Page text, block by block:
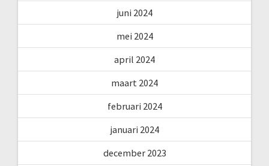
juni 2024
mei 2024
april 2024
maart 2024
februari 2024
januari 2024
december 2023